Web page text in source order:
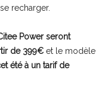
recharger.
Power seront
de 399€ et le modèle
été à un tarif de